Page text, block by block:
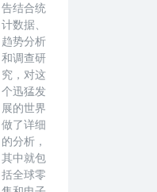
告结合统
计数据、
趋势分析
和调查研
究，对这
个迅猛发
展的世界
做了详细
的分析，
其中就包
括全球零